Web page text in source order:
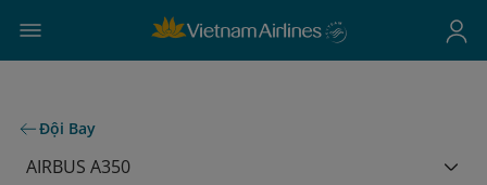
Đội Bay
AIRBUS A350